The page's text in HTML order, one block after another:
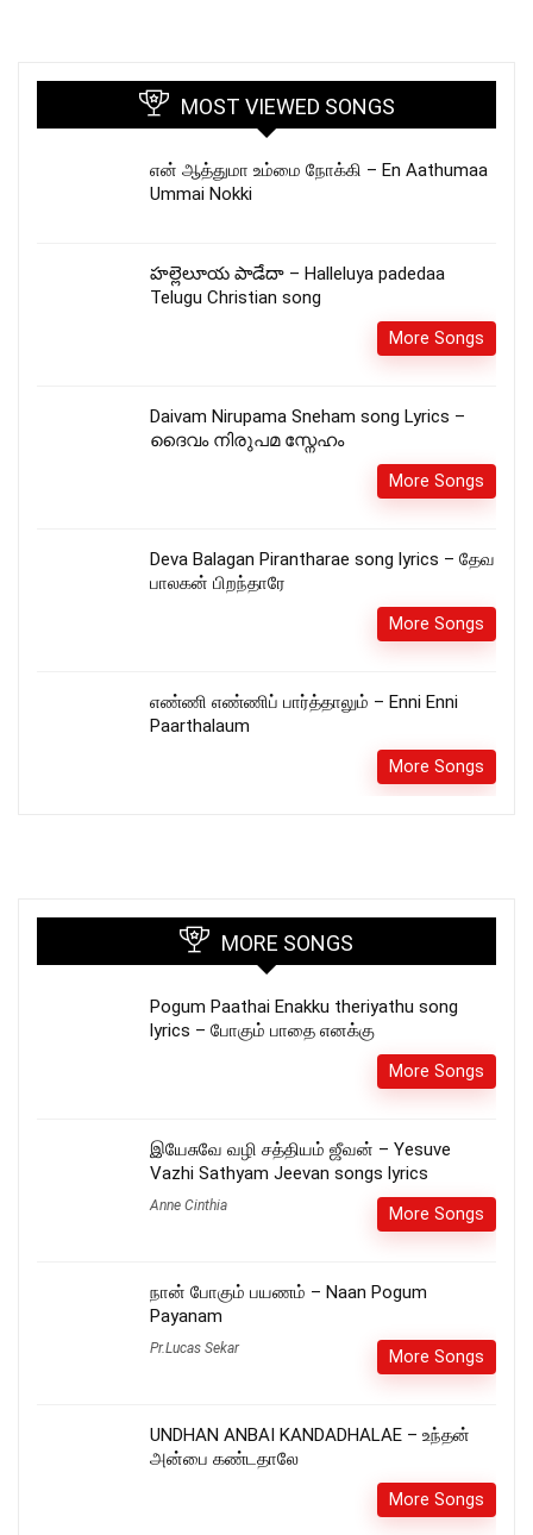
MOST VIEWED SONGS
என் ஆத்துமா உம்மை நோக்கி – En Aathumaa
Ummai Nokki
హల్లెలూయ పాడేదా – Halleluya padedaa
Telugu Christian song
More Songs
Daivam Nirupama Sneham song Lyrics –
ദൈവം നിരുപമ സ്നേഹം
More Songs
Deva Balagan Pirantharae song lyrics – தேவ
பாலகன் பிறந்தாரே
More Songs
எண்ணி எண்ணிப் பார்த்தாலும் – Enni Enni
Paarthalaum
More Songs
MORE SONGS
Pogum Paathai Enakku theriyathu song
lyrics – போகும் பாதை எனக்கு
More Songs
இயேசுவே வழி சத்தியம் ஜீவன் – Yesuve
Vazhi Sathyam Jeevan songs lyrics
Anne Cinthia More Songs
நான் போகும் பயணம் – Naan Pogum
Payanam
Pr.Lucas Sekar More Songs
UNDHAN ANBAI KANDADHALAE – உந்தன்
அன்பை கண்டதாலே
More Songs